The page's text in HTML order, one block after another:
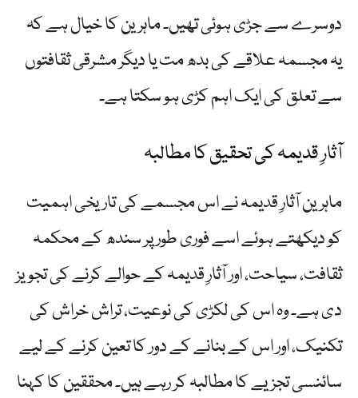
دوسرے سے جڑی ہوئی تھیں۔ ماہرین کا خیال ہے کہ
یہ مجسمہ علاقے کی بدھ مت یا دیگر مشرقی ثقافتوں
سے تعلق کی ایک اہم کڑی ہو سکتا ہے۔
آثارِ قدیمہ کی تحقیق کا مطالبہ
ماہرین آثارِ قدیمہ نے اس مجسمے کی تاریخی اہمیت
کو دیکھتے ہوئے اسے فوری طور پر سندھ کے محکمہ
ثقافت، سیاحت، اور آثارِ قدیمہ کے حوالے کرنے کی تجویز
دی ہے۔ وہ اس کی لکڑی کی نوعیت، تراش خراش کی
تکنیک، اور اس کے بنانے کے دور کا تعین کرنے کے لیے
سائنسی تجزیے کا مطالبہ کر رہے ہیں۔ محققین کا کہنا